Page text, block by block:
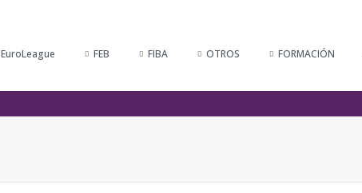
EuroLeague FEB FIBA OTROS FORMACIÓN